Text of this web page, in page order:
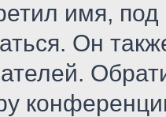
имя,
Он